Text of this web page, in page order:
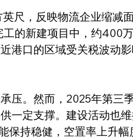
尺，反映物流企业缩减
的新建项目中，约400
港口的区域受关税波动
压。然而，2025年第三
一定支撑。建设活动也
保持稳健，空置率上升